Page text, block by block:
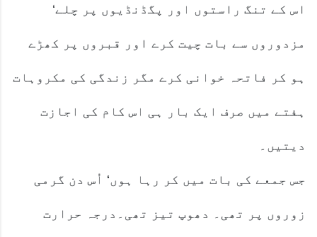
اس کے تنگ راستوں اور پگڈنڈیوں پر چلے‘
مزدوروں سے بات چیت کرے اور قبروں پر کھڑے
ہو کر فاتحہ خوانی کرے مگر زندگی کی مکروہات
ہفتے میں صرف ایک بار ہی اس کام کی اجازت
دیتیں۔
جس جمعے کی بات میں کر رہا ہوں‘ اُس دن گرمی
زوروں پر تھی۔ دھوپ تیز تھی۔درجہ حرارت